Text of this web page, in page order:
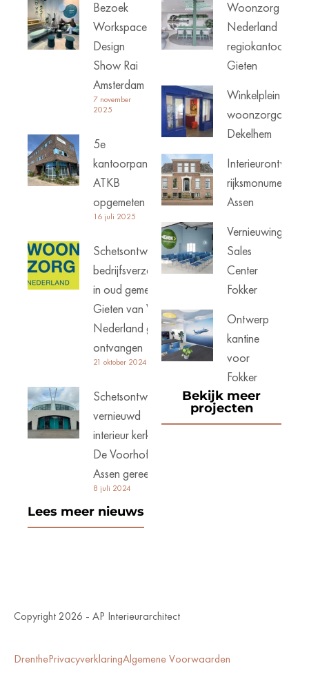
Bezoek
Workspace
Design
Show Rai
Amsterdam
7 november
2025
5e
kantoorpand
ATKB
opgemeten
16 juli 2025
Schetsontwerp
bedrijfsverzamelgebouw
in oud gemeentehuis
Gieten van Woonzorg
Nederland goed
ontvangen
21 oktober 2024
Schetsontwerp
vernieuwd
interieur kerk
De Voorhof
Assen gereed
8 juli 2024
Lees meer nieuws
Woonzorg
Nederland
regiokantoor
Gieten
Winkelplein
Dekelhem
Interieurontwerp
rijksmonument
Assen
Vernieuwing
Sales
Center
Fokker
Ontwerp
kantine
voor
Fokker
Bekijk meer
projecten
Copyright 2026 - AP Interieurarchitect
DrenthePrivacyverklaringAlgemene Voorwaarden